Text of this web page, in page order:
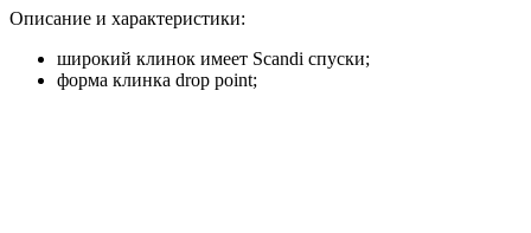
Описание и характеристики:
широкий клинок имеет Scandi спуски;
форма клинка drop point;